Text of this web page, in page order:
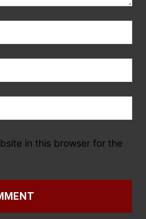
in this browser for the